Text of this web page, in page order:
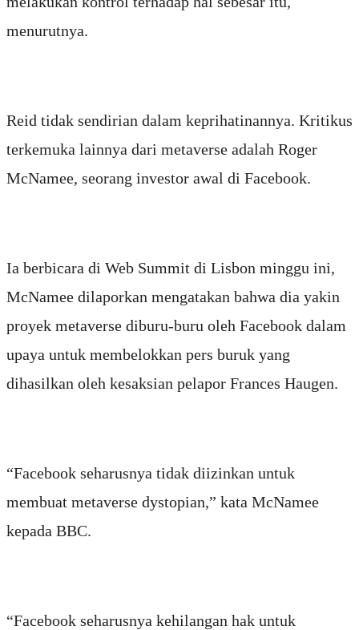
menurutnya.
Reid tidak sendirian dalam keprihatinannya. Kritikus
terkemuka lainnya dari metaverse adalah Roger
McNamee, seorang investor awal di Facebook.
Ia berbicara di Web Summit di Lisbon minggu ini,
McNamee dilaporkan mengatakan bahwa dia yakin
proyek metaverse diburu-buru oleh Facebook dalam
upaya untuk membelokkan pers buruk yang
dihasilkan oleh kesaksian pelapor Frances Haugen.
“Facebook seharusnya tidak diizinkan untuk
membuat metaverse dystopian,” kata McNamee
kepada BBC.
“Facebook seharusnya kehilangan hak untuk